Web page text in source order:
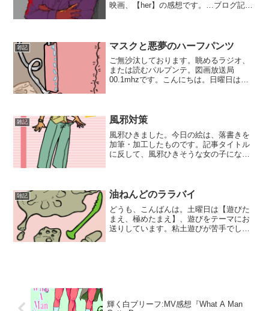
映画、【her】の感想です。…ブログ記事
じ今より少し未...
雑記 マスクと悪夢のハーフパンツ
ご無沙汰しております。眺めるラジオ、
または読むパルプンテ。図画放送局
00.1mhzです。こんにちは。日曜日はフ
目まぐるしく世の中が...
雑記 風邪対策
風邪ひきました。今日の絵は、落書きを
加筆・加工したものです。記事タイトル
に反して、風邪ひきそうな女の子になっ
うにドクンドクン脈打つ痛...
雑記 油ねんどのララバイ
どうも、こんばんは。土曜日は【遊びた
まえ、極めたまえ】、遊びをテーマにお
送りしています。粘土遊びが苦手でし
輝く白ブリーフ:MV感想『What A Man